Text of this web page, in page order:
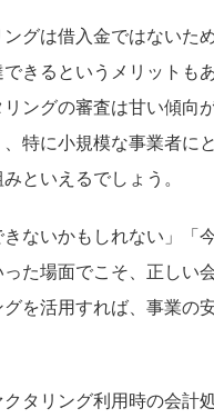
ングは借入金ではないた
きるというメリットもあ
ングの審査は甘い傾向
特に小規模な事業者に
といえるでしょう。
きないかもしれない」「
た場面でこそ、正しい
を活用すれば、事業の
タリング利用時の会計